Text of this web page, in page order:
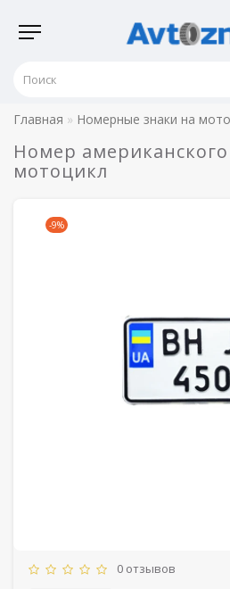
Главная Номерные знаки на
Номер
мотоцикл
-9%
0 отзывов